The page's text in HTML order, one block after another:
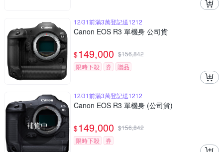
12/31前滿3萬登記送1212
Canon EOS R3 單機身 公司貨
$149,000 $156,842
限時下殺
券 贈品
補貨中
12/31前滿3萬登記送1212
Canon EOS R3 單機身 (公司貨)
$149,000 $156,842
限時下殺
券